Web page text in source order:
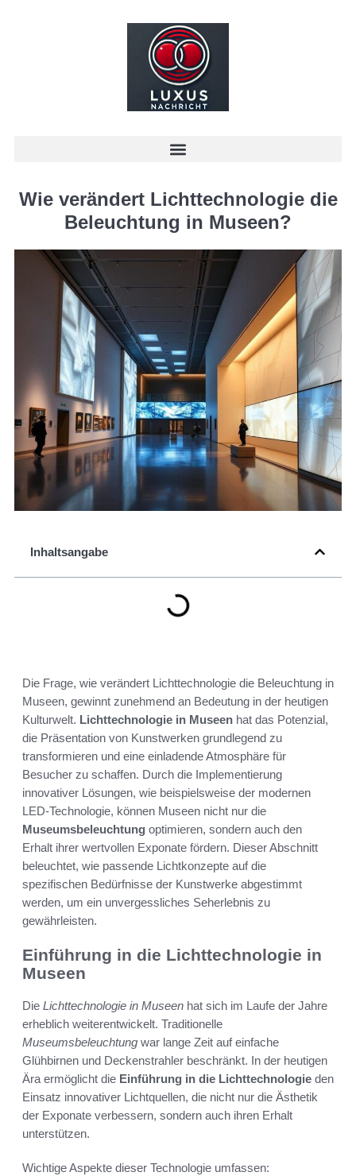
Wie verändert Lichttechnologie die
Beleuchtung in Museen?
Inhaltsangabe
Die Frage, wie verändert Lichttechnologie die Beleuchtung in
Museen, gewinnt zunehmend an Bedeutung in der heutigen
Kulturwelt. Lichttechnologie in Museen hat das Potenzial,
die Präsentation von Kunstwerken grundlegend zu
transformieren und eine einladende Atmosphäre für
Besucher zu schaffen. Durch die Implementierung
innovativer Lösungen, wie beispielsweise der modernen
LED-Technologie, können Museen nicht nur die
Museumsbeleuchtung optimieren, sondern auch den
Erhalt ihrer wertvollen Exponate fördern. Dieser Abschnitt
beleuchtet, wie passende Lichtkonzepte auf die
spezifischen Bedürfnisse der Kunstwerke abgestimmt
werden, um ein unvergessliches Seherlebnis zu
gewährleisten.
Einführung in die Lichttechnologie in
Museen
Die Lichttechnologie in Museen hat sich im Laufe der Jahre
erheblich weiterentwickelt. Traditionelle
Museumsbeleuchtung war lange Zeit auf einfache
Glühbirnen und Deckenstrahler beschränkt. In der heutigen
Ära ermöglicht die Einführung in die Lichttechnologie den
Einsatz innovativer Lichtquellen, die nicht nur die Ästhetik
der Exponate verbessern, sondern auch ihren Erhalt
unterstützen.
Wichtige Aspekte dieser Technologie umfassen: